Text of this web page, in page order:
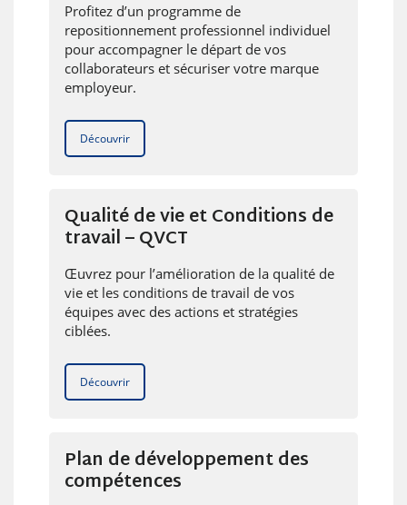
Profitez d’un programme de
repositionnement professionnel individuel
pour accompagner le départ de vos
collaborateurs et sécuriser votre marque
employeur.
Découvrir
Qualité de vie et Conditions de
travail – QVCT
Œuvrez pour l’amélioration de la qualité de
vie et les conditions de travail de vos
équipes avec des actions et stratégies
ciblées.
Découvrir
Plan de développement des
compétences